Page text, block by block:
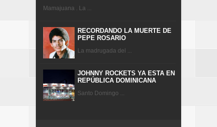
Mamajuana . La ...
RECORDANDO LA MUERTE DE
PEPE ROSARIO
La madrugada del ...
JOHNNY ROCKETS YA ESTA EN
REPÚBLICA DOMINICANA
Santo Domingo ...